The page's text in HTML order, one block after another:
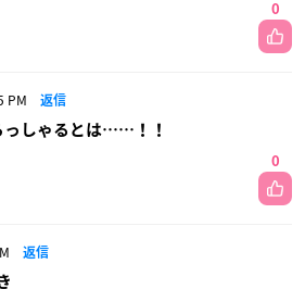
0
PM 返信
っしゃるとは……！！
0
返信